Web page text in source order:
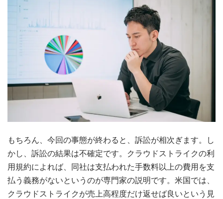
もちろん、今回の事態が終わると、訴訟が相次ぎます。し
かし、訴訟の結果は不確定です。クラウドストライクの利
用規約によれば、同社は支払われた手数料以上の費用を支
払う義務がないというのが専門家の説明です。米国では、
クラウドストライクが売上高程度だけ返せば良いという見